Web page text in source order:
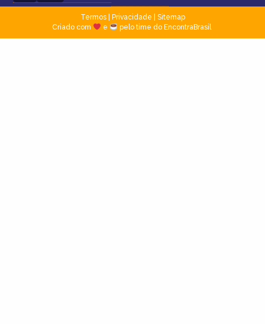
Termos| Privacidade
Sitemap
Criado com
e pelo time do EncontraBrasil